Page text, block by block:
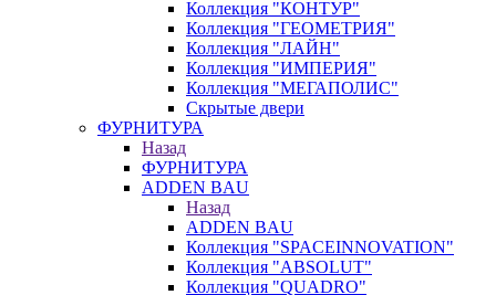
Коллекция "КОНТУР"
Коллекция "ГЕОМЕТРИЯ"
Коллекция "ЛАЙН"
Коллекция "ИМПЕРИЯ"
Коллекция "МЕГАПОЛИС"
Скрытые двери
ФУРНИТУРА
Назад
ФУРНИТУРА
ADDEN BAU
Назад
ADDEN BAU
Коллекция "SPACEINNOVATION"
Коллекция "ABSOLUT"
Коллекция "QUADRO"